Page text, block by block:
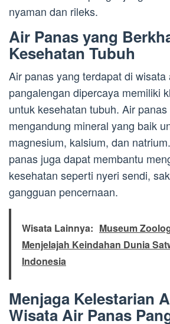
nyaman dan rileks.
Air Panas yang
Kesehatan Tubuh
Air panas yang terdapat di wisata
pangalengan dipercaya memiliki
untuk kesehatan tubuh. Air
mengandung mineral yang baik
magnesium, kalsium, dan
panas juga dapat membantu
kesehatan seperti nyeri sendi,
gangguan pencernaan.
Wisata Lainnya: Museum
Menjelajah Keindahan Dunia
Indonesia
Menjaga Kelestarian
Wisata Air Panas